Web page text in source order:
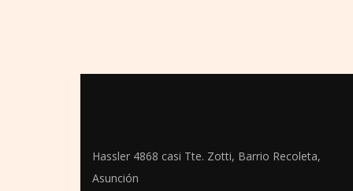
Hassler 4868 casi Tte. Zotti, Barrio Recoleta,
Asunción